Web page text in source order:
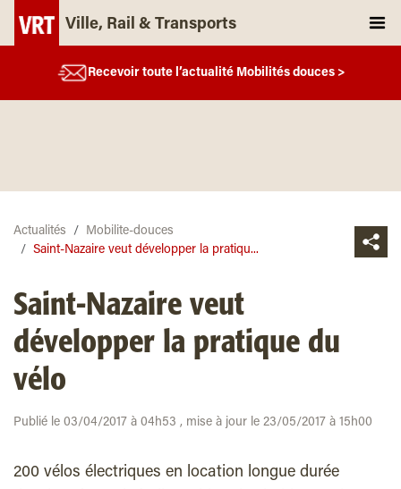
Ville, Rail & Transports
Recevoir toute l’actualité Mobilités douces >
Actualités
Mobilite-douces
Saint-Nazaire veut développer la pratiqu...
Saint-Nazaire veut
développer la pratique du
vélo
Publié le 03/04/2017 à 04h53 , mise à jour le 23/05/2017 à 15h00
200 vélos électriques en location longue durée